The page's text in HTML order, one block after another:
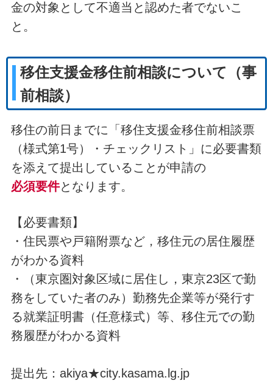
金の対象として不適当と認めた者でないこ
と。
移住支援金移住前相談について（事
前相談）
移住の前日までに「移住支援金移住前相談票
（様式第1号）・チェックリスト」に必要書類
を添えて提出していることが申請の
必須要件となります。
【必要書類】
・住民票や戸籍附票など，移住元の居住履歴
がわかる資料
・（東京圏対象区域に居住し，東京23区で勤
務をしていた者のみ）勤務先企業等が発行す
る就業証明書（任意様式）等、移住元での勤
務履歴がわかる資料
提出先：akiya★city.kasama.lg.jp